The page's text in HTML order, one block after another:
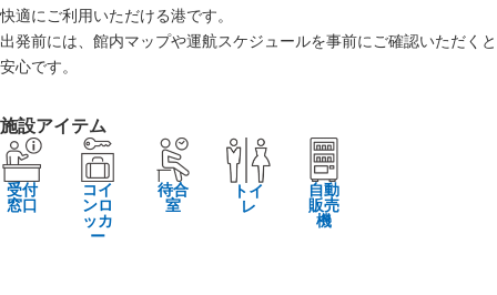
快適にご利用いただける港です。
出発前には、館内マップや運航スケジュールを事前にご確認いただくと
安心です。
施設アイテム
受付
窓口
コイ
ンロ
ッカ
ー
待合
室
トイ
レ
自動
販売
機